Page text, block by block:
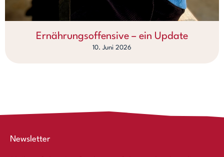
Ernährungsoffensive – ein Update
10. Juni 2026
Newsletter